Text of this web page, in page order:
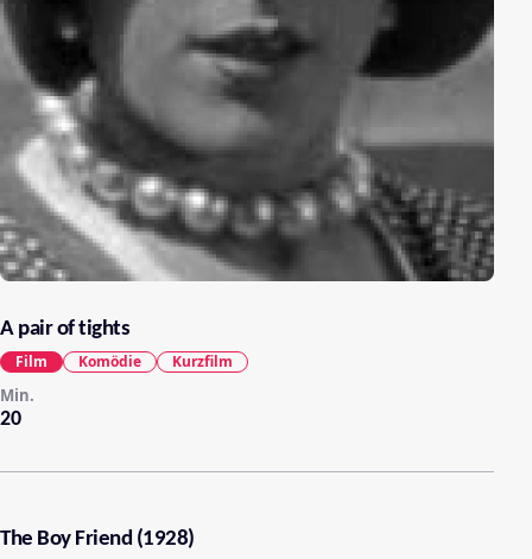
A pair of tights
20
Min.
Film Komödie Kurzfilm
The Boy Friend (1928)